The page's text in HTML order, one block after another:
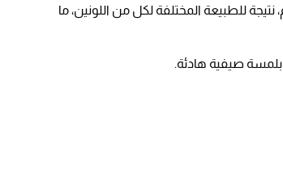
للطبيعة المختلفة لكل من اللونين، ما
بلمسة صيفية هادئة.